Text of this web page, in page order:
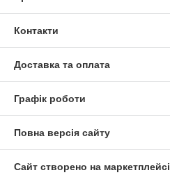
Контакти
Доставка та оплата
Графік роботи
Повна версія сайту
Сайт створено на маркетплейсі